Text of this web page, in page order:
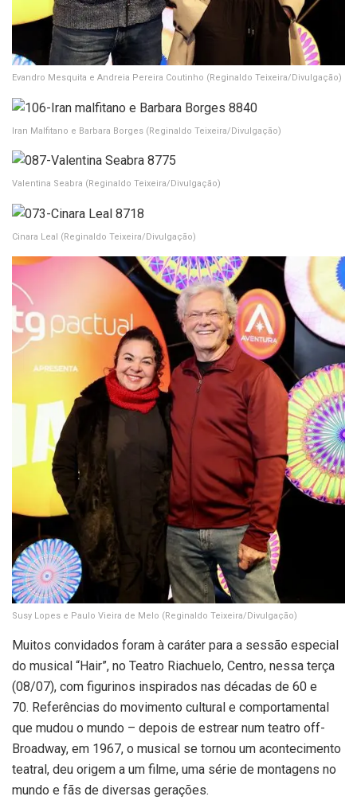
Evandro Mesquita e Andreia Pereira Coutinho (Reginaldo Teixeira/Divulgação)
Iran Malfitano e Barbara Borges (Reginaldo Teixeira/Divulgação)
Valentina Seabra (Reginaldo Teixeira/Divulgação)
Cinara Leal (Reginaldo Teixeira/Divulgação)
Susy Lopes e Paulo Vieira de Melo (Reginaldo Teixeira/Divulgação)
Muitos convidados foram à caráter para a sessão especial
do musical “Hair”, no Teatro Riachuelo, Centro, nessa terça
(08/07), com figurinos inspirados nas décadas de 60 e
70. Referências do movimento cultural e comportamental
que mudou o mundo – depois de estrear num teatro off-
Broadway, em 1967, o musical se tornou um acontecimento
teatral, deu origem a um filme, uma série de montagens no
mundo e fãs de diversas gerações.